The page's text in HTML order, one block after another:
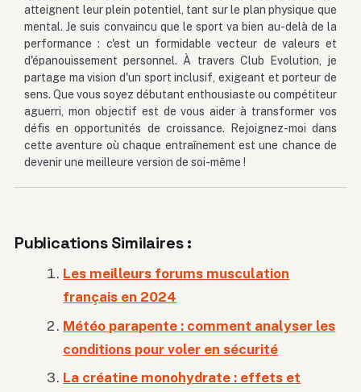
atteignent leur plein potentiel, tant sur le plan physique que
mental. Je suis convaincu que le sport va bien au-delà de la
performance : c'est un formidable vecteur de valeurs et
d'épanouissement personnel. À travers Club Evolution, je
partage ma vision d'un sport inclusif, exigeant et porteur de
sens. Que vous soyez débutant enthousiaste ou compétiteur
aguerri, mon objectif est de vous aider à transformer vos
défis en opportunités de croissance. Rejoignez-moi dans
cette aventure où chaque entraînement est une chance de
devenir une meilleure version de soi-même !
Publications Similaires :
Les meilleurs forums musculation
français en 2024
Météo parapente : comment analyser les
conditions pour voler en sécurité
La créatine monohydrate : effets et